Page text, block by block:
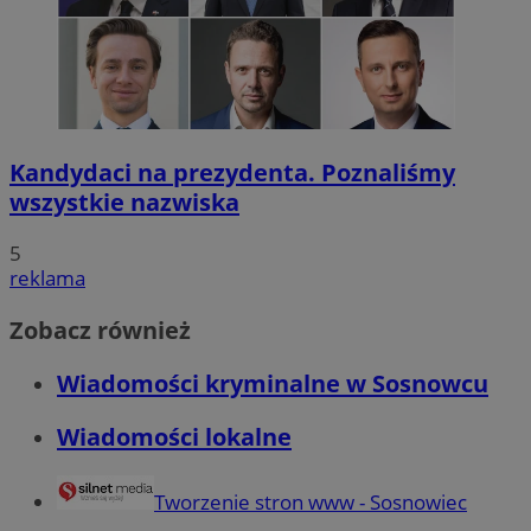
Kandydaci na prezydenta. Poznaliśmy
wszystkie nazwiska
5
reklama
Zobacz również
Wiadomości kryminalne w Sosnowcu
Wiadomości lokalne
Tworzenie stron www - Sosnowiec